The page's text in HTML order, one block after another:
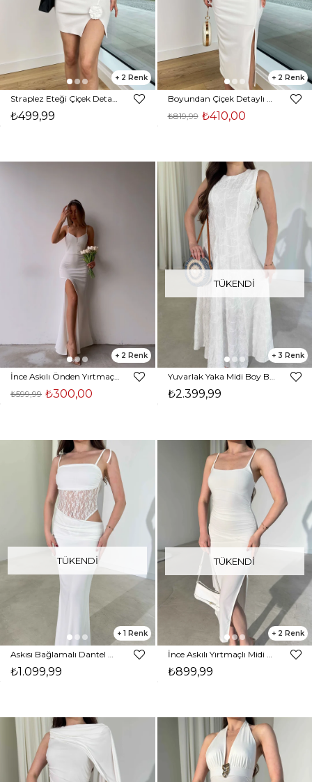
2
₺499,99
2
₺410,00
₺819,99
2
₺300,00
₺599,99
TÜKENDI
3
₺2.399,99
TÜKENDI
1
Askısı Bağlamalı Dantel Detaylı Alttan Çıtçıtlı Beyaz Harper Kadın Elbise 26Y305
₺1.099,99
TÜKENDI
2
İnce Askılı Yırtmaçlı Midi Boy Ekru Jolie Kadın Elbise 26Y304
₺899,99